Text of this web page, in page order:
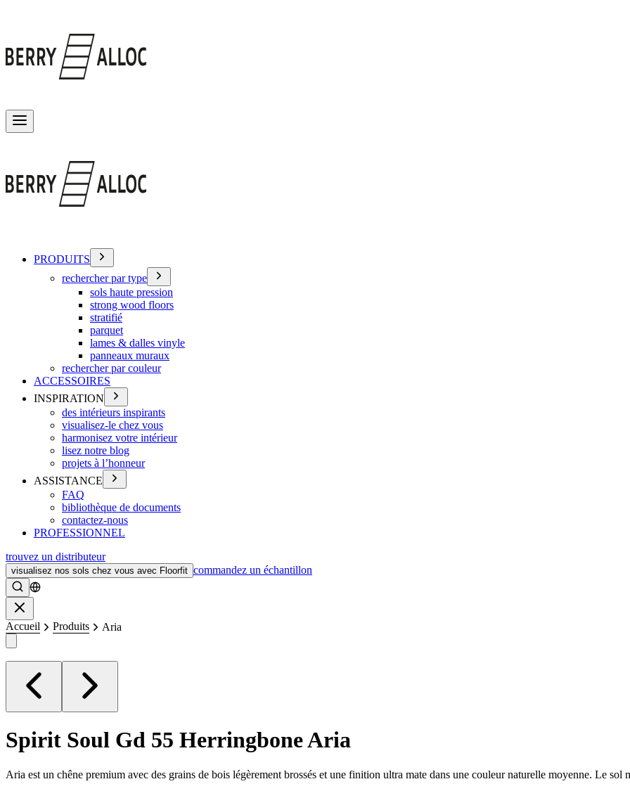
PRODUITS
rechercher par type
sols haute pression
strong wood floors
stratifié
parquet
lames & dalles vinyle
panneaux muraux
rechercher par couleur
ACCESSOIRES
INSPIRATION
des intérieurs inspirants
visualisez-le chez vous
harmonisez votre intérieur
lisez notre blog
projets à l’honneur
ASSISTANCE
FAQ
bibliothèque de documents
contactez-nous
PROFESSIONNEL
trouvez un distributeur
visualisez nos sols chez vous avec Floorfit commandez un échantillon
Rechercher
Accueil Produits Aria
Spirit Soul Gd 55 HerringboneAria
Aria est un chêne premium avec des grains de bois légèrement brossés et une finition ultra mate dans une couleur naturelle moyenne. Le